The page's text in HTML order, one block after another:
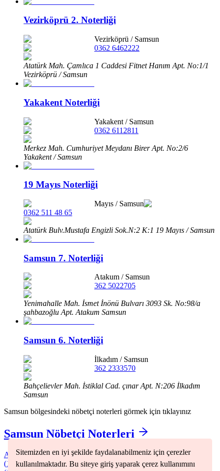
Sitemizden en iyi şekilde faydalanabilmeniz için çerezler
kullanılmaktadır. Bu siteye giriş yaparak çerez kullanımını
Vezirköprü 2. Noterliği
Vezirköprü / Samsun
0362 6462222
Atatürk Mah. Çamlıca 1 Caddesi Fitnet Hanım Apt. No:1/1
Vezirköprü / Samsun
Yakakent Noterliği
Yakakent / Samsun
0362 6112811
Merkez Mah. Cumhuriyet Meydanı Birer Apt. No:2/6
Yakakent / Samsun
19 Mayıs Noterliği
Mayıs / Samsun
0362 511 48 65
Atatürk Bulv.Mustafa Engizli Sok.N:2 K:1 19 Mayıs / Samsun
Samsun 7. Noterliği
Atakum / Samsun
362 5022705
Yenimahalle Mah. İsmet İnönü Bulvarı 3093 Sk. No:98/a
şahbazoğlu Apt. Atakum Samsun
Samsun 6. Noterliği
İlkadım / Samsun
362 2333570
Bahçelievler Mah. İstiklal Cad. çınar Apt. N:206 İlkadım
Samsun
Samsun bölgesindeki nöbetçi noterleri görmek için tıklayınız
Samsun Nöbetçi Noterleri
Alaçam(1)Asarcık(1 )Atakum(2)Ayvacık(1)Bafra(4)Canik
(1 Çarşamba(3)Havza( 2)İlkadım( 5)Kavak (1)Ladik(1)Mayıs